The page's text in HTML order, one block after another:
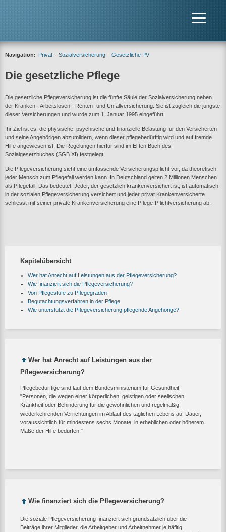
Navigation: Privat Sozialversicherung Gesetzliche PV
Die gesetzliche Pflege
Die gesetzliche Pflegeversicherung ist die fünfte Säule der Sozialversicherung neben
der Kranken-, Arbeitslosen-, Renten- und Unfallversicherung. Sie ist zugleich die jüngste
dieser Versicherungen und wurde zum 1. Januar 1995 eingeführt.
Ihr Ziel ist es, die physische, psychische und finanzielle Belastung für den Versicherten
und seine Angehörigen abzumildern, wenn dieser pflegebedürftig wird und auf fremde
Hilfe angewiesen ist. Die Regelungen hierfür sind im Elften Buch des
Sozialgesetzbuches (SGB XI) festgelegt.
Die Pflegeversicherung sieht eine umfassende Versicherungspflicht vor, da theoretisch
jeder Mensch zum Pflegefall werden kann. In Deutschland gelten 2 Millionen Menschen
als Pflegefall. Das bedeutet: Jeder, der gesetzlich krankenversichert ist, ist automatisch
in der sozialen Pflegeversicherung versichert und jeder privat Krankenversicherte
schliesst mit seiner private Krankenversicherung eine Pflege-Pflichtversicherung ab.
Kapitelübersicht
Wer hat Anrecht auf Leistungen aus der Pflegeversicherung?
Wie finanziert sich die Pflegeversicherung?
Von Pflegestufe zu Pflegegraden
Begutachtungsverfahren in der Pflege
Wie unterstützt die Pflegeversicherung pflegende Angehörige?
Wer hat Anrecht auf Leistungen aus der
Pflegeversicherung?
Pflegebedürftige sind laut dem Bundesministerium für Gesundheit
"Personen, die wegen einer körperlichen, geistigen oder seelischen
Krankheit oder Behinderung für die gewöhnlichen und regelmäßig
wiederkehrenden Verrichtungen im Ablauf des täglichen Lebens auf Dauer,
voraussichtlich für mindestens sechs Monate, in erheblichen oder höherem
Maße der Hilfe bedürfen."
Wie finanziert sich die Pflegeversicherung?
Die soziale Pflegeversicherung finanziert sich grundsätzlich über die
Beiträge ihrer Mitglieder, die Arbeitgeber und Arbeitnehmer je häfltig